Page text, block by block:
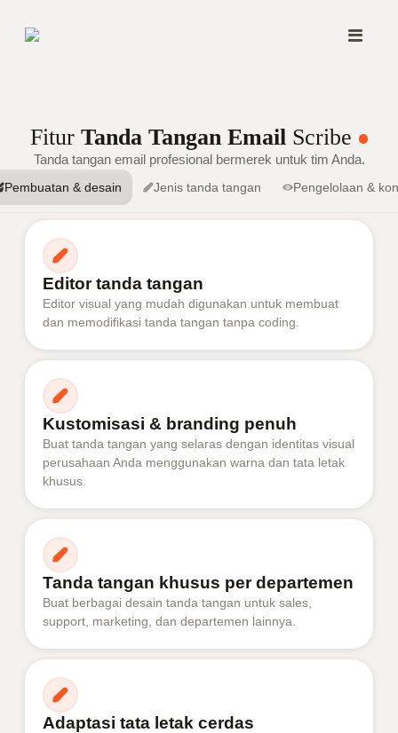
Fitur Tanda Tangan EmailScribe
Tanda tangan email profesional bermerek untuk tim Anda.
Pembuatan & desain Jenis tanda tangan Pengelolaan &
Editor tanda tangan
Editor visual yang mudah digunakan untuk membuat
dan memodifikasi tanda tangan tanpa coding.
Kustomisasi & branding penuh
Buat tanda tangan yang selaras dengan identitas visual
perusahaan Anda menggunakan warna dan tata letak
khusus.
Tanda tangan khusus per departemen
Buat berbagai desain tanda tangan untuk sales,
support, marketing, dan departemen lainnya.
Adaptasi tata letak cerdas